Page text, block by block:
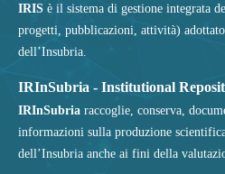
IRIS è il sistema di gestione integrata
progetti, pubblicazioni, attività)
dell’Insubria.
IRInSubria - Institutional
IRInSubria raccoglie, conserva,
informazioni sulla produzione
dell’Insubria anche ai fini della